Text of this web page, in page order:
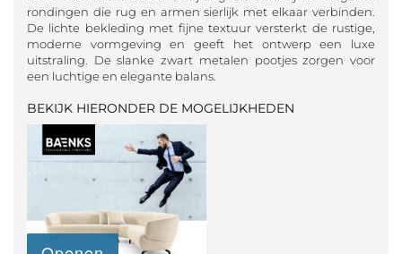
rondingen die rug en armen sierlijk met elkaar verbinden.
De lichte bekleding met fijne textuur versterkt de rustige,
moderne vormgeving en geeft het ontwerp een luxe
uitstraling. De slanke zwart metalen pootjes zorgen voor
een luchtige en elegante balans.
BEKIJK HIERONDER DE MOGELIJKHEDEN